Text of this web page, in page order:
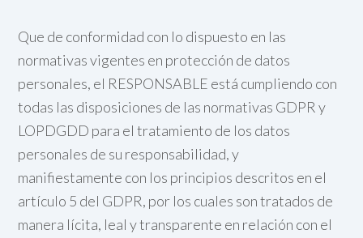
Que de conformidad con lo dispuesto en las
normativas vigentes en protección de datos
personales, el RESPONSABLE está cumpliendo con
todas las disposiciones de las normativas GDPR y
LOPDGDD para el tratamiento de los datos
personales de su responsabilidad, y
manifiestamente con los principios descritos en el
artículo 5 del GDPR, por los cuales son tratados de
manera lícita, leal y transparente en relación con el